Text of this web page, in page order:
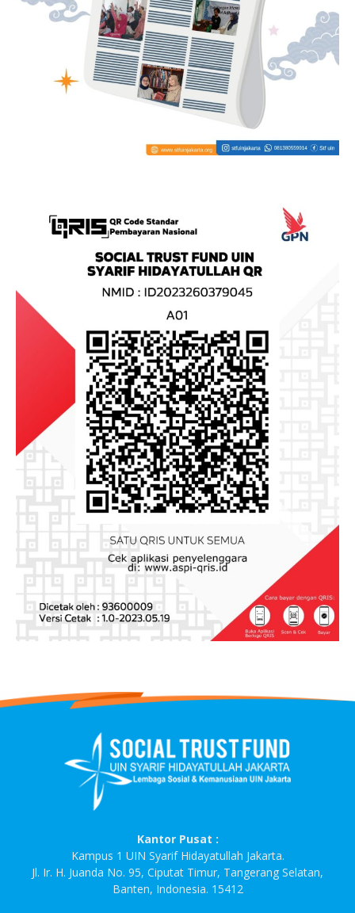
Kantor Pusat :
Kampus 1 UIN Syarif Hidayatullah Jakarta.
Jl. Ir. H. Juanda No. 95, Ciputat Timur, Tangerang Selatan,
Banten, Indonesia. 15412